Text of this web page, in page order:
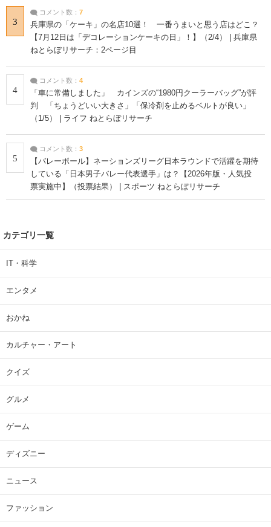
3
コメント数： 7
兵庫県の「ケーキ」の名店10選！ 一番うまいと思う店はどこ？
【7月12日は「デコレーションケーキの日」！】（2/4） | 兵庫県
ねとらぼリサーチ：2ページ目
4
コメント数： 4
「車に常備しました」 カインズの“1980円クーラーバッグ”が評
判 「ちょうどいい大きさ」「保冷剤を止めるベルトが良い」
（1/5） | ライフ ねとらぼリサーチ
5
コメント数： 3
【バレーボール】ネーションズリーグ日本ラウンドで活躍を期待
している「日本男子バレー代表選手」は？【2026年版・人気投
票実施中】（投票結果） | スポーツ ねとらぼリサーチ
カテゴリ一覧
IT・科学
エンタメ
おかね
カルチャー・アート
クイズ
グルメ
ゲーム
ディズニー
ニュース
ファッション